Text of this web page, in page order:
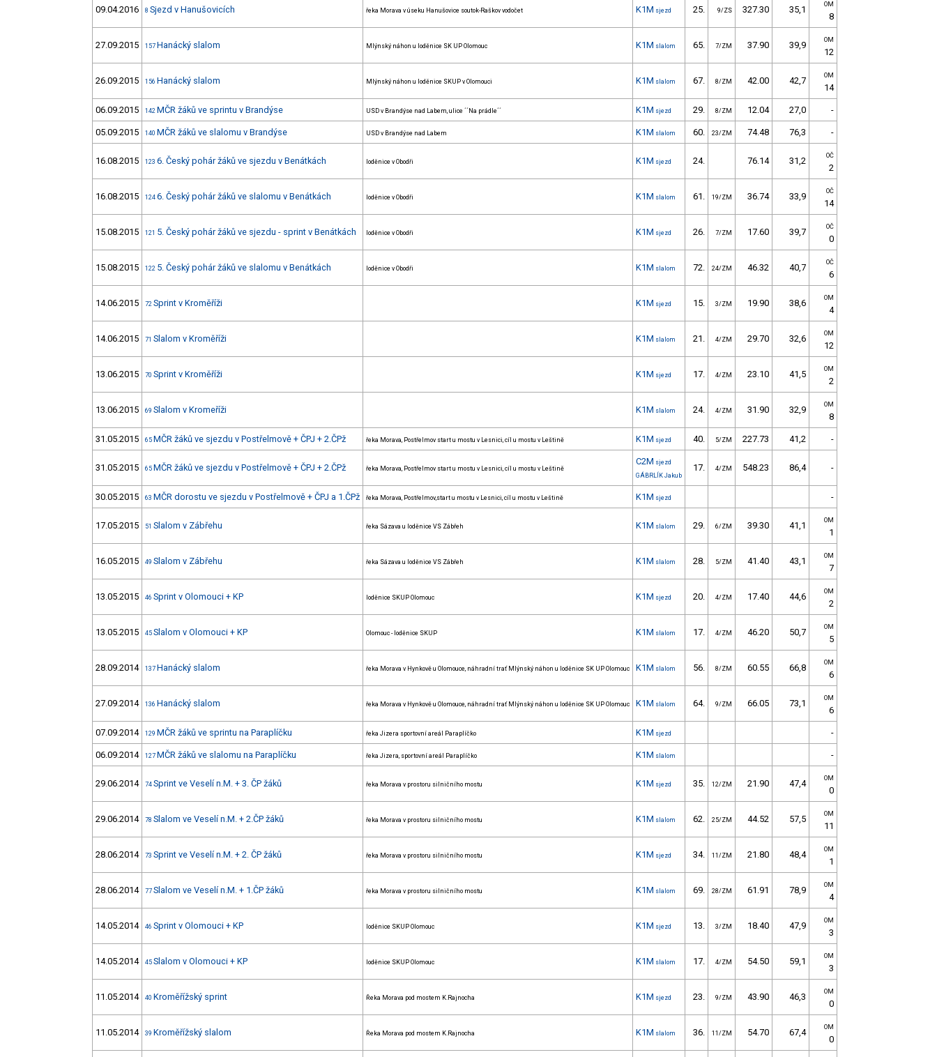
09.04.2016 8 Sjezd v Hanušovicích řeka Morava v úseku Hanušovice soutok-Raškov vodočet K1M sjezd 25. 9/ZS 327.30 35,1 OM
8
27.09.2015 157 Hanácký slalom Mlýnský náhon u loděnice SK UP Olomouc K1M slalom 65. 7/ZM 37.90 39,9 OM
12
26.09.2015 156 Hanácký slalom Mlýnský náhon u loděnice SKUP v Olomouci K1M slalom 67. 8/ZM 42.00 42,7 OM
14
06.09.2015 142 MČR žáků ve sprintu v Brandýse USD v Brandýse nad Labem, ulice ´´Na prádle´´ K1M sjezd 29. 8/ZM 12.04 27,0 -
05.09.2015 140 MČR žáků ve slalomu v Brandýse USD v Brandýse nad Labem K1M slalom 60. 23/ZM 74.48 76,3 -
16.08.2015 123 6. Český pohár žáků ve sjezdu v Benátkách loděnice v Obodři K1M sjezd 24. 76.14 31,2 OČ
2
16.08.2015 124 6. Český pohár žáků ve slalomu v Benátkách loděnice v Obodři K1M slalom 61. 19/ZM 36.74 33,9 OČ
14
15.08.2015 121 5. Český pohár žáků ve sjezdu - sprint v Benátkách loděnice v Obodři K1M sjezd 26. 7/ZM 17.60 39,7 OČ
0
15.08.2015 122 5. Český pohár žáků ve slalomu v Benátkách loděnice v Obodři K1M slalom 72. 24/ZM 46.32 40,7 OČ
6
14.06.2015 72 Sprint v Kroměříži K1M sjezd 15. 3/ZM 19.90 38,6 OM
4
14.06.2015 71 Slalom v Kroměříži K1M slalom 21. 4/ZM 29.70 32,6 OM
12
13.06.2015 70 Sprint v Kroměříži K1M sjezd 17. 4/ZM 23.10 41,5 OM
2
13.06.2015 69 Slalom v Kromeříži K1M slalom 24. 4/ZM 31.90 32,9 OM
8
31.05.2015 65 MČR žáků ve sjezdu v Postřelmově + ČPJ + 2.ČPž řeka Morava, Postřelmov start u mostu v Lesnici, cíl u mostu v Leštině K1M sjezd 40. 5/ZM 227.73 41,2 -
31.05.2015 65 MČR žáků ve sjezdu v Postřelmově + ČPJ + 2.ČPž řeka Morava, Postřelmov start u mostu v Lesnici, cíl u mostu v Leštině
C2M sjezd
GÁBRLÍK Jakub
17. 4/ZM 548.23 86,4 -
30.05.2015 63 MČR dorostu ve sjezdu v Postřelmově + ČPJ a 1.ČPž řeka Morava, Postřelmov,start u mostu v Lesnici, cíl u mostu v Leštině K1M sjezd -
17.05.2015 51 Slalom v Zábřehu řeka Sázava u loděnice VS Zábřeh K1M slalom 29. 6/ZM 39.30 41,1 OM
1
16.05.2015 49 Slalom v Zábřehu řeka Sázava u loděnice VS Zábřeh K1M slalom 28. 5/ZM 41.40 43,1 OM
7
13.05.2015 46 Sprint v Olomouci + KP loděnice SKUP Olomouc K1M sjezd 20. 4/ZM 17.40 44,6 OM
2
13.05.2015 45 Slalom v Olomouci + KP Olomouc - loděnice SKUP K1M slalom 17. 4/ZM 46.20 50,7 OM
5
28.09.2014 137 Hanácký slalom řeka Morava v Hynkově u Olomouce, náhradní trať Mlýnský náhon u loděnice SK UP Olomouc K1M slalom 56. 8/ZM 60.55 66,8 OM
6
27.09.2014 136 Hanácký slalom řeka Morava v Hynkově u Olomouce, náhradní trať Mlýnský náhon u loděnice SK UP Olomouc K1M slalom 64. 9/ZM 66.05 73,1 OM
6
07.09.2014 129 MČR žáků ve sprintu na Paraplíčku řeka Jizera sportovní areál Paraplíčko K1M sjezd -
06.09.2014 127 MČR žáků ve slalomu na Paraplíčku řeka Jizera, sportovní areál Paraplíčko K1M slalom -
29.06.2014 74 Sprint ve Veselí n.M. + 3. ČP žáků řeka Morava v prostoru silničního mostu K1M sjezd 35. 12/ZM 21.90 47,4 OM
0
29.06.2014 78 Slalom ve Veselí n.M. + 2.ČP žáků řeka Morava v prostoru silničního mostu K1M slalom 62. 25/ZM 44.52 57,5 OM
11
28.06.2014 73 Sprint ve Veselí n.M. + 2. ČP žáků řeka Morava v prostoru silničního mostu K1M sjezd 34. 11/ZM 21.80 48,4 OM
1
28.06.2014 77 Slalom ve Veselí n.M. + 1.ČP žáků řeka Morava v prostoru silničního mostu K1M slalom 69. 28/ZM 61.91 78,9 OM
4
14.05.2014 46 Sprint v Olomouci + KP loděnice SKUP Olomouc K1M sjezd 13. 3/ZM 18.40 47,9 OM
3
14.05.2014 45 Slalom v Olomouci + KP loděnice SKUP Olomouc K1M slalom 17. 4/ZM 54.50 59,1 OM
3
11.05.2014 40 Kroměřížský sprint Řeka Morava pod mostem K.Rajnocha K1M sjezd 23. 9/ZM 43.90 46,3 OM
0
11.05.2014 39 Kroměřížský slalom Řeka Morava pod mostem K.Rajnocha K1M slalom 36. 11/ZM 54.70 67,4 OM
0